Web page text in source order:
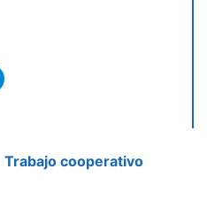
Trabajo cooperativo